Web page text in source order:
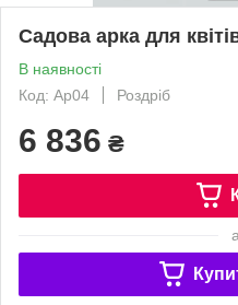
Садова арка для
В наявності
Код: Ар04
Роздріб
6 836 ₴